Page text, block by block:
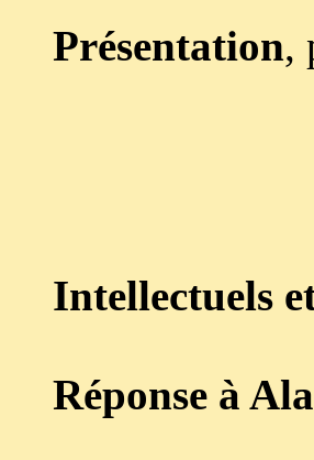
Présentation,
Intellectuels
Réponse à